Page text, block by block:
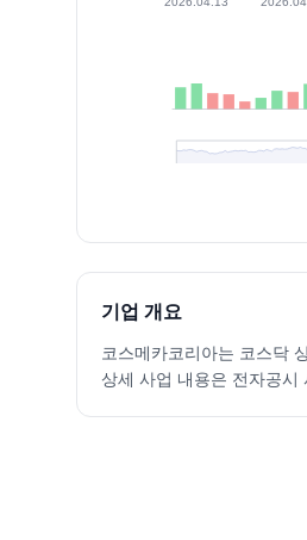
2026.07.06
820008700081900
2026.07.07
820009060081500
2026.07.08
85100
2026.07.10
856008930082200
2026.07.13
873009490084500
2026.07.14
876008830079300
기업 개요
코스메카코리아는 코스닥
상세 사업 내용은 전자공시